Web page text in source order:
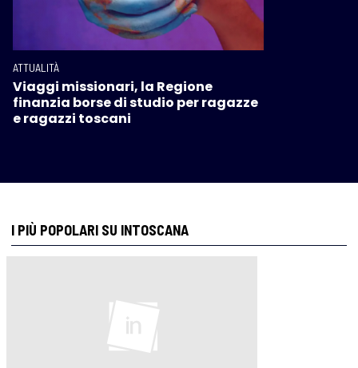
ATTUALITÀ
Viaggi missionari, la Regione
finanzia borse di studio per ragazze
e ragazzi toscani
I PIÙ POPOLARI SU INTOSCANA